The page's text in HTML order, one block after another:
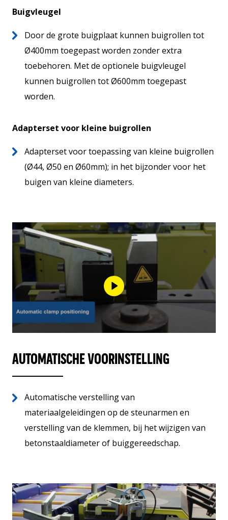
Buigvleugel
Door de grote buigplaat kunnen buigrollen tot
Ø400mm toegepast worden zonder extra
toebehoren. Met de optionele buigvleugel
kunnen buigrollen tot Ø600mm toegepast
worden.
Adapterset voor kleine buigrollen
Adapterset voor toepassing van kleine buigrollen
(Ø44, Ø50 en Ø60mm); in het bijzonder voor het
buigen van kleine diameters.
AUTOMATISCHE VOORINSTELLING
Automatische verstelling van
materiaalgeleidingen op de steunarmen en
verstelling van de klemmen, bij het wijzigen van
betonstaaldiameter of buiggereedschap.